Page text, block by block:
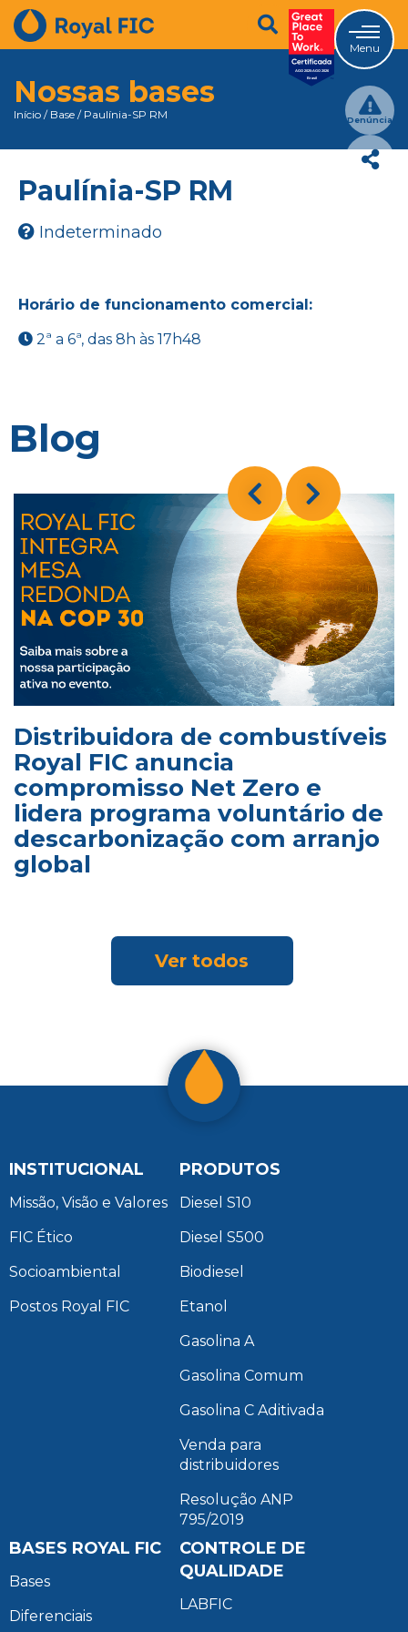
Menu
Denúncia
Nossas bases
Início / Base / Paulínia-SP RM
Paulínia-SP RM
Indeterminado
Horário de funcionamento comercial:
2ª a 6ª, das 8h às 17h48
Blog
Distribuidora de combustíveis
Royal FIC anuncia
compromisso Net Zero e
lidera programa voluntário de
descarbonização com arranjo
global
Ver todos
INSTITUCIONAL
Missão, Visão e Valores
FIC Ético
Socioambiental
Postos Royal FIC
PRODUTOS
Diesel S10
Diesel S500
Biodiesel
Etanol
Gasolina A
Gasolina Comum
Gasolina C Aditivada
Venda para
distribuidores
Resolução ANP
795/2019
BASES ROYAL FIC
Bases
Diferenciais
CONTROLE DE
QUALIDADE
LABFIC